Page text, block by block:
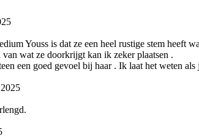
Youss is dat ze een heel rustige stem heeft
wat ze doorkrijgt kan ik zeker plaatsen .
een goed gevoel bij haar . Ik laat het weten